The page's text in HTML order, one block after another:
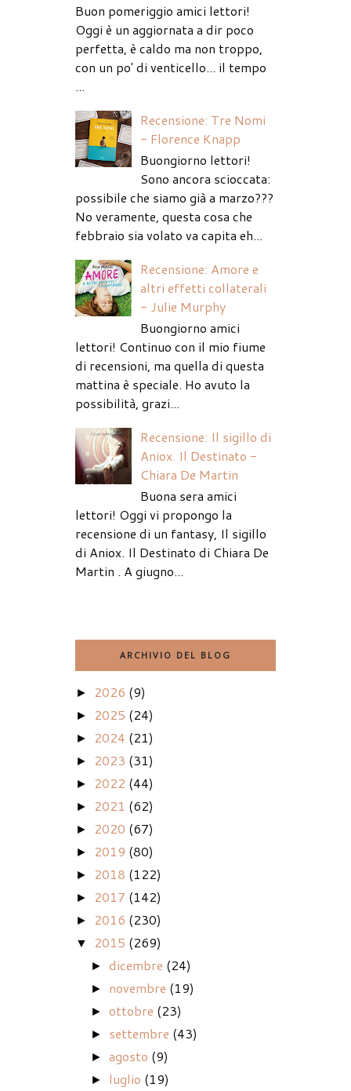
Buon pomeriggio amici lettori!
Oggi è un aggiornata a dir poco
perfetta, è caldo ma non troppo,
con un po' di venticello... il tempo
...
Recensione: Tre Nomi
- Florence Knapp
Buongiorno lettori!
Sono ancora scioccata:
possibile che siamo già a marzo???
No veramente, questa cosa che
febbraio sia volato va capita eh...
Recensione: Amore e
altri effetti collaterali
- Julie Murphy
Buongiorno amici
lettori! Continuo con il mio fiume
di recensioni, ma quella di questa
mattina è speciale. Ho avuto la
possibilità, grazi...
Recensione: Il sigillo di
Aniox. Il Destinato -
Chiara De Martin
Buona sera amici
lettori! Oggi vi propongo la
recensione di un fantasy, Il sigillo
di Aniox. Il Destinato di Chiara De
Martin . A giugno...
ARCHIVIO DEL BLOG
► 2026 (9)
► 2025 (24)
► 2024 (21)
► 2023 (31)
► 2022 (44)
► 2021 (62)
► 2020 (67)
► 2019 (80)
► 2018 (122)
► 2017 (142)
► 2016 (230)
▼ 2015 (269)
►dicembre (24)
► novembre (19)
►ottobre (23)
► settembre (43)
►agosto (9)
► luglio (19)